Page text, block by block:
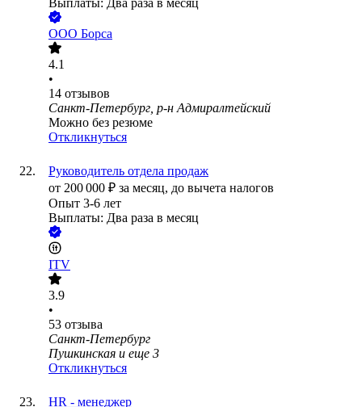
Выплаты: Два раза в месяц
ООО Борса
4.1
•
14 отзывов
Санкт-Петербург, р-н Адмиралтейский
Можно без резюме
Откликнуться
Руководитель отдела продаж
от 200 000 ₽ за месяц, до вычета налогов
Опыт 3-6 лет
Выплаты: Два раза в месяц
ITV
3.9
•
53 отзыва
Санкт-Петербург
Пушкинская и еще 3
Откликнуться
HR - менеджер